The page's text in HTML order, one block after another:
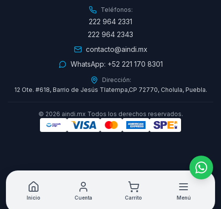
Teléfonos:
222 964 2331
222 964 2343
contacto@aindi.mx
WhatsApp: +52 221 170 8301
Dirección:
12 Ote. #618, Barrio de Jesús Tlatempa,CP 72770, Cholula, Puebla.
© 2026 aindi.mx Todos los derechos reservados.
Inicio Cuenta Carrito Menú